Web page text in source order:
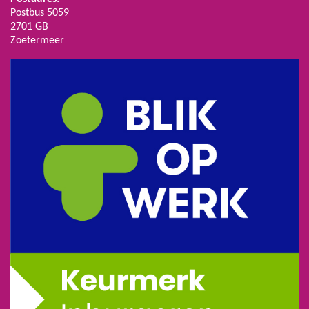
Postbus 5059
2701 GB
Zoetermeer